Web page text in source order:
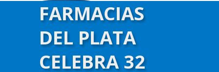
FARMACIAS
DEL PLATA
CELEBRA 32